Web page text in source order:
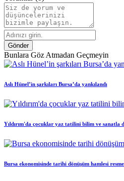
Gönder
Bunlara Göz Atmadan Geçmeyin
Aslı Hünel’in şarkıları Bursa’da yankılandı
Yıldırım'da çocuklar yaz tatilini bilim ve sanatla
Bursa ekonomisinde tarihi dönüşüm hamlesi